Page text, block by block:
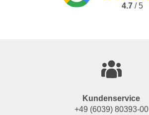
4.7 / 5
Kundenservice
+49 (6039) 80393-00